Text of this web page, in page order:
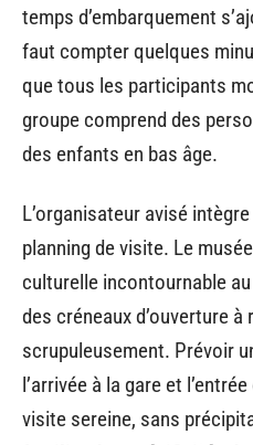
temps d’embarquement
faut compter quelques
que tous les participants
groupe comprend des
des enfants en bas âge.
L’organisateur avisé
planning de visite. Le
culturelle incontournable
des créneaux d’ouverture à
scrupuleusement. Prévoir
l’arrivée à la gare et
visite sereine, sans